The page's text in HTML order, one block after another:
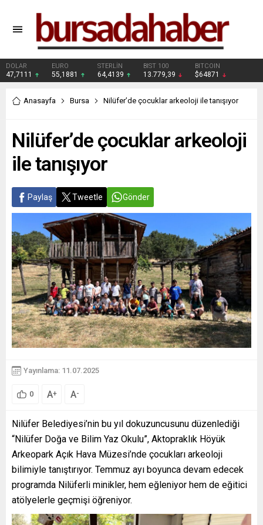
DOLAR
47,7111
EURO
55,1881
STERLİN
64,4139
BIST 100
13.779,39
BITCOIN
$64871
Anasayfa Bursa Nilüfer’de çocuklar arkeoloji ile tanışıyor
Nilüfer’de çocuklar arkeoloji
ile tanışıyor
Paylaş Tweetle Gönder
Yayınlama: 11.07.2025
0 A+ A-
Nilüfer Belediyesi’nin bu yıl dokuzuncusunu düzenlediği
“Nilüfer Doğa ve Bilim Yaz Okulu”, Aktopraklık Höyük
Arkeopark Açık Hava Müzesi’nde çocukları arkeoloji
bilimiyle tanıştırıyor. Temmuz ayı boyunca devam edecek
programda Nilüferli minikler, hem eğleniyor hem de eğitici
atölyelerle geçmişi öğreniyor.